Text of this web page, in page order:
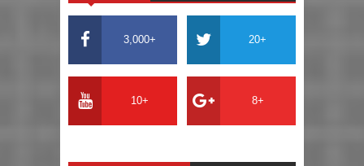
3,000+ 20+
10+ 8+